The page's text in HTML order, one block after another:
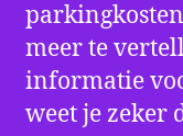
meer te
informatie
weet je zeker